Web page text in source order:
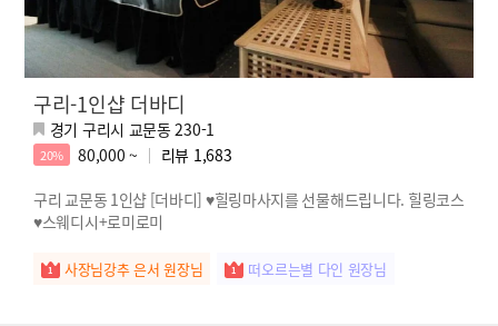
구리-1인샵 더바디
경기 구리시 교문동 230-1
20% 80,000 ~ 리뷰 1,683
구리 교문동 1인샵 [더바디] ♥힐링마사지를 선물해드립니다. 힐링코스
♥스웨디시+로미로미
사장님강추 은서 원장님 떠오르는별 다인 원장님